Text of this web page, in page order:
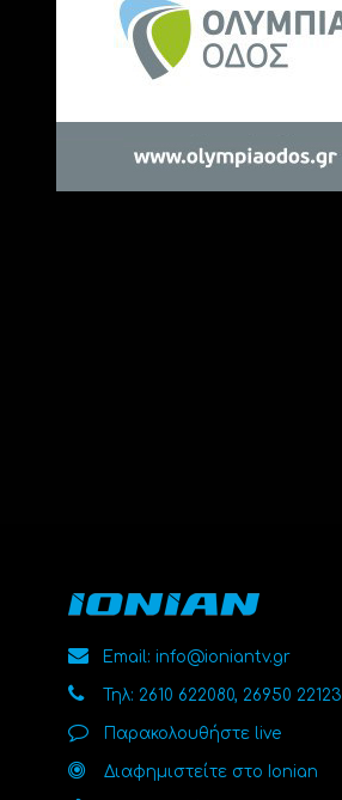
Email: info@ioniantv.gr
Τηλ: 2610 622080, 26950 22123
Παρακολουθήστε live
Διαφημιστείτε στο Ionian